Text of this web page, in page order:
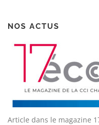
NOS ACTUS
Article dans le magazine